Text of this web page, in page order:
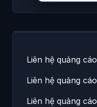
Liên hệ quảng cáo
Liên hệ quảng cáo
Liên hệ quảng cáo